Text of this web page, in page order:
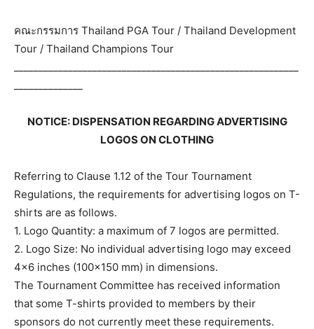
คณะกรรมการ Thailand PGA Tour / Thailand Development
Tour / Thailand Champions Tour
NOTICE: DISPENSATION REGARDING ADVERTISING
LOGOS ON CLOTHING
Referring to Clause 1.12 of the Tour Tournament
Regulations, the requirements for advertising logos on T-
shirts are as follows.
1. Logo Quantity: a maximum of 7 logos are permitted.
2. Logo Size: No individual advertising logo may exceed
4×6 inches (100×150 mm) in dimensions.
The Tournament Committee has received information
that some T-shirts provided to members by their
sponsors do not currently meet these requirements.